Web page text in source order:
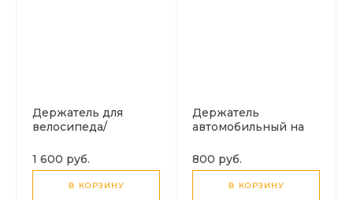
Держатель для
велосипеда/
HOCO, для
телефонов 4.5-7.0
дюймов, серый
1 600 руб.
В КОРЗИНУ
Держатель
автомобильный на
серый
800 руб.
В КОРЗИНУ